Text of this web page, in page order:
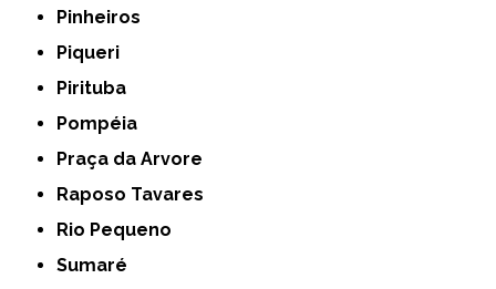
Pinheiros
Piqueri
Pirituba
Pompéia
Praça da Arvore
Raposo Tavares
Rio Pequeno
Sumaré